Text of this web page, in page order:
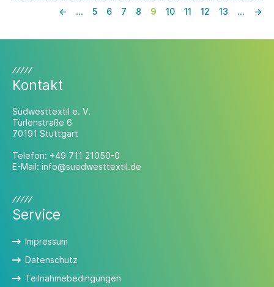
Savile Row. Eine Straße, in der
Stilgeschichte geschrieben wurde und für
auch die Mustang-DNA verknüpft. Der
← … 5 6 7 8 9 10 11 12 13 … →
Kontakt
Südwesttextil e. V.
Türlenstraße 6
70191 Stuttgart
Telefon: +49 711 21050-0
E-Mail: info@suedwesttextil.de
Service
Impressum
Datenschutz
Teilnahmebedingungen